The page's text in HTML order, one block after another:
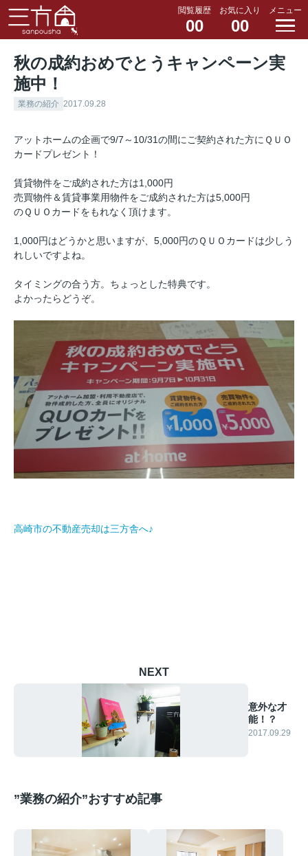
閲覧履歴
00
お気に入り
00
メニュー
秋の成約おめでとうキャンペーン実
施中！
業務の紹介 2017.09.28
アットホームの企画で9/7～10/31の間にご契約された方にＱＵＯ
カードプレゼント！
賃貸物件をご成約された方は1,000円
売買物件＆賃貸事業用物件をご成約された方は5,000円
のＱＵＯカードをもれなく頂けます。
1,000円はどうかと思いますが、5,000円のＱＵＯカードは少しう
れしいですよね。
タイミングの合う方。ちょっとした特典です。
よかったらどうぞ。
高崎市の不動産売却は三方舎へ♪
NEXT
意外な才
能！？
2017.09.29
”業務の紹介”おすすめ記事